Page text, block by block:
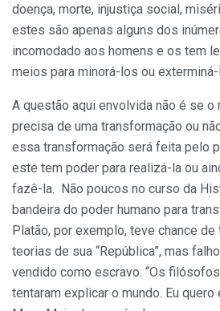
doença, morte, injustiça social,
estes são apenas alguns dos
incomodado aos homens e os tem
meios para minorá-los ou
A questão aqui envolvida não é se o
precisa de uma transformação ou
essa transformação será feita pelo
este tem poder para realizá-la ou
fazê-la. Não poucos no curso da
bandeira do poder humano para
Platão, por exemplo, teve chance de
teorias de sua “República”, mas
vendido como escravo. “Os
tentaram explicar o mundo. Eu